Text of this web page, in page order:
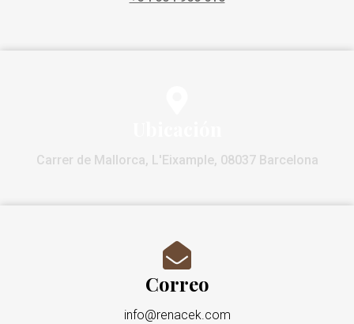
Carrer de Mallorca, L'Eixample, 08037 Barcelona
Correo
info@renacek.com